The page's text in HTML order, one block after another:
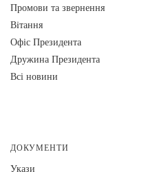
Промови та звернення
Вiтання
Офіс Президента
Дружина Президента
Всі новини
ДОКУМЕНТИ
Укази